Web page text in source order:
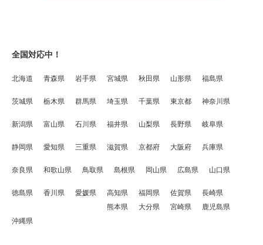
全国対応中！
北海道 青森県 岩手県 宮城県 秋田県 山形県 福島県
茨城県 栃木県 群馬県 埼玉県 千葉県 東京都 神奈川県
新潟県 富山県 石川県 福井県 山梨県 長野県 岐阜県
静岡県 愛知県 三重県 滋賀県 京都府 大阪府 兵庫県
奈良県 和歌山県 鳥取県 島根県 岡山県 広島県 山口県
徳島県 香川県 愛媛県 高知県 福岡県 佐賀県
長崎県
熊本県
大分県 宮崎県
鹿児島県
沖縄県